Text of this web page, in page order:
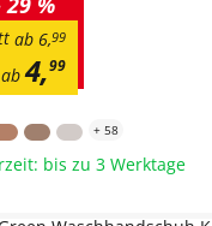
ab 4,99
ab 6,99
+ 58
bis zu 3 Werktage